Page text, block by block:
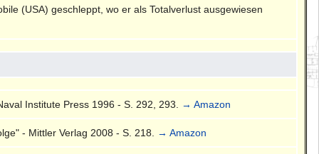
(USA) geschleppt, wo er als Totalverlust ausgewiesen
Institute Press 1996 - S. 292, 293. → Amazon
- Mittler Verlag 2008 - S. 218. → Amazon